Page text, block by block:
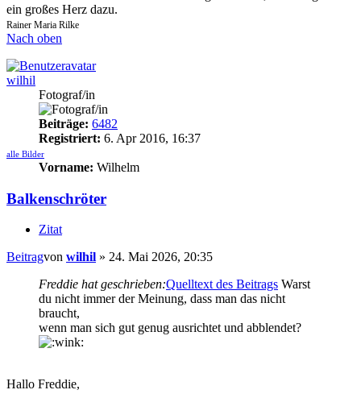
ein großes Herz dazu.
Rainer Maria Rilke
Nach oben
wilhil
Fotograf/in
Beiträge: 6482
Registriert: 6. Apr 2016, 16:37
alle Bilder
Vorname: Wilhelm
Balkenschröter
Zitat
Beitragvon wilhil » 24. Mai 2026, 20:35
Freddie hat geschrieben:Quelltext des Beitrags Warst
du nicht immer der Meinung, dass man das nicht
braucht,
wenn man sich gut genug ausrichtet und abblendet?
Hallo Freddie,